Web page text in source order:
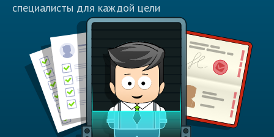
специалисты для каждой цели